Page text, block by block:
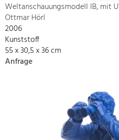
Weltanschauungsmodell IB, mit
Ottmar Hörl
2006
Kunststoff
55 x 30,5 x 36 cm
Anfrage